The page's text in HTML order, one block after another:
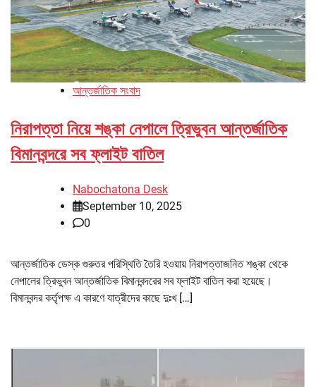
আন্তর্জাতিক সংবাদ
নিরাপত্তা নিয়ে শঙ্কা নেপালে ত্রিভুবন আন্তর্জাতিক
বিমানবন্দরে সব ফ্লাইট বাতিল
Nabochatona Desk
September 10, 2025
0
আন্তর্জাতিক ডেস্ক গুরুতর পরিস্থিতি তৈরি হওয়ায় নিরাপত্তাজনিত শঙ্কা থেকে
নেপালের ত্রিভুবন আন্তর্জাতিক বিমানবন্দরের সব ফ্লাইট বাতিল করা হয়েছে।
বিমানবন্দর কর্তৃপক্ষ এ কারণে যাত্রীদের কাছে দুঃখ […]